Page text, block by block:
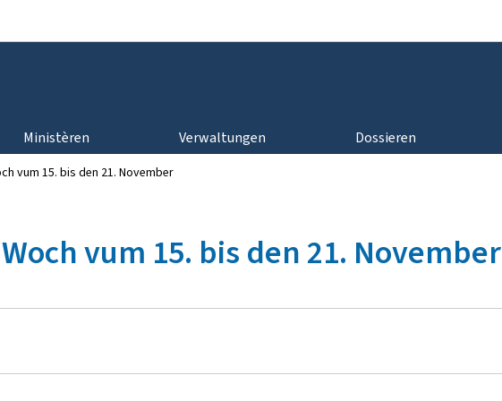
Ministèren Verwaltungen Dossieren
vum 15. bis den 21. November
vum 15. bis den 21. November